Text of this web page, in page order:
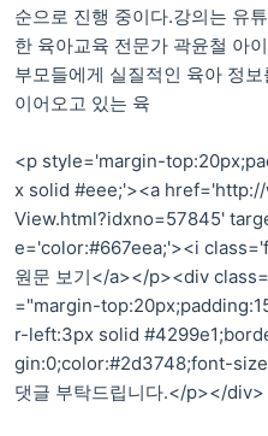
순으로 진행 중이다.강의는 유
한 육아교육 전문가 곽윤철 아
부모들에게 실질적인 육아 정
이어오고 있는 육
<p style='margin-
x solid #eee;'><a
View.html?idxno=57845'
e='color:#667eea;'><i
원문 보기</a></p><div
="margin-
r-left:3px solid
gin:0;color:#2d3748;font-
댓글 부탁드립니다.</p></div>